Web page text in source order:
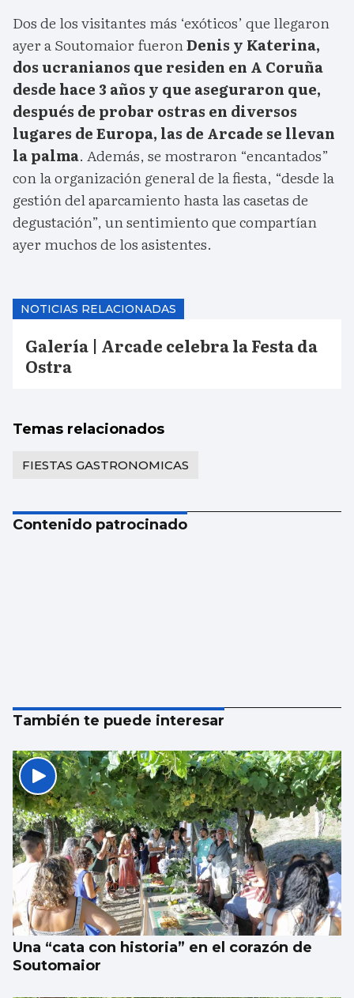
Dos de los visitantes más ‘exóticos’ que llegaron
ayer a Soutomaior fueronDenis y Katerina,
dos ucranianos que residen en A Coruña
desde hace 3 años y que aseguraron que,
después de probar ostras en diversos
lugares de Europa, las de Arcade se llevan
la palma. Además, se mostraron “encantados”
con la organización general de la fiesta, “desde la
gestión del aparcamiento hasta las casetas de
degustación”, un sentimiento que compartían
ayer muchos de los asistentes.
NOTICIAS RELACIONADAS
Galería | Arcade celebra la Festa da
Ostra
Temas relacionados
FIESTAS GASTRONOMICAS
Contenido patrocinado
También te puede interesar
Una “cata con historia” en el corazón de
Soutomaior